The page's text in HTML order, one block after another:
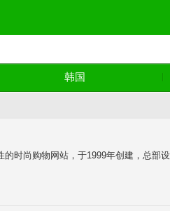
韩国
的时尚购物网站，于1999年创建，总部